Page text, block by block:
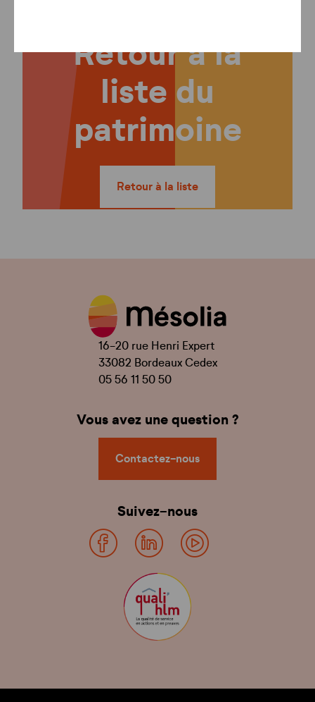
Retour à la
liste du
patrimoine
Retour à la liste
16-20 rue Henri Expert
33082 Bordeaux Cedex
05 56 11 50 50
Vous avez une question ?
Contactez-nous
Suivez-nous